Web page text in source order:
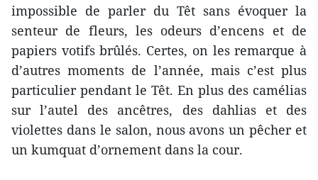
impossible de parler du Têt sans évoquer la
senteur de fleurs, les odeurs d’encens et de
papiers votifs brûlés. Certes, on les remarque à
d’autres moments de l’année, mais c’est plus
particulier pendant le Têt. En plus des camélias
sur l’autel des ancêtres, des dahlias et des
violettes dans le salon, nous avons un pêcher et
un kumquat d’ornement dans la cour.